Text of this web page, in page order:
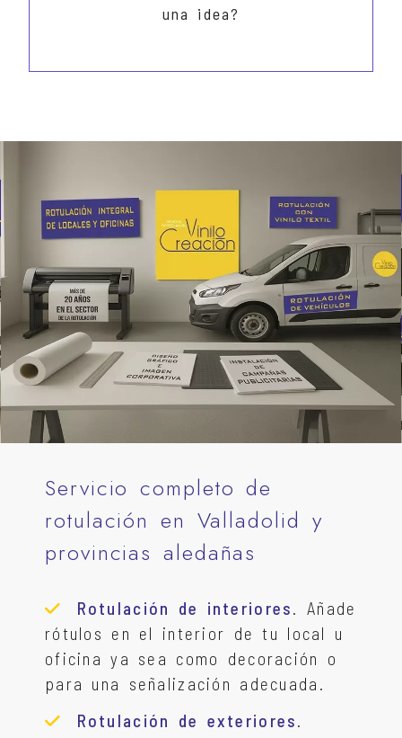
una idea?
Servicio completo de
rotulación en Valladolid y
provincias aledañas
Rotulación de interiores. Añade
rótulos en el interior de tu local u
oficina ya sea como decoración o
para una señalización adecuada.
Rotulación de exteriores.